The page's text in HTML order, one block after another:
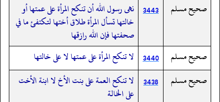
صحيح مسلم
3443 نهى رسول الله أن تنكح المرأة على عمتها أو
خالتها تسأل المرأة طلاق أختها لتكتفئ ما في
صحفتها فإن الله رازقها
صحيح مسلم
3440 لا تنكح المرأة على عمتها لا على خالتها
صحيح مسلم
3438
لا تنكح العمة على بنت الأخ لا ابنة الأخت
على الخالة